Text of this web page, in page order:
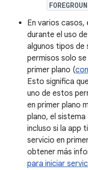
En varios
durante el uso
algunos tipos de
permisos solo
primer plano (
Esto significa
uno de estos
en primer plano
plano, el sistema
incluso si la app
servicio en
obtener más
para iniciar